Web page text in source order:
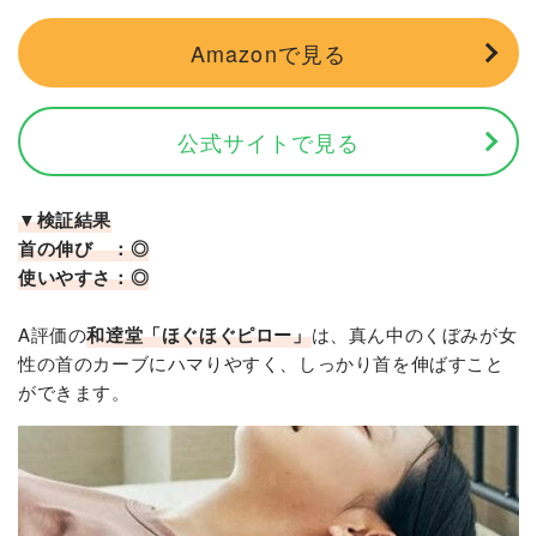
Amazonで見る
公式サイトで見る
▼検証結果
首の伸び ：◎
使いやすさ：◎
A評価の和逹堂「ほぐほぐピロー」は、真ん中のくぼみが女
性の首のカーブにハマりやすく、しっかり首を伸ばすこと
ができます。